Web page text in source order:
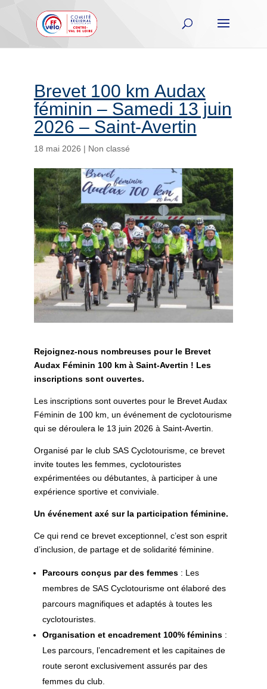
Brevet 100 km Audax
féminin – Samedi 13 juin
2026 – Saint-Avertin
18 mai 2026 | Non classé
Rejoignez-nous nombreuses pour le Brevet
Audax Féminin 100 km à Saint-Avertin ! Les
inscriptions sont ouvertes.
Les inscriptions sont ouvertes pour le Brevet Audax
Féminin de 100 km, un événement de cyclotourisme
qui se déroulera le 13 juin 2026 à Saint-Avertin.
Organisé par le club SAS Cyclotourisme, ce brevet
invite toutes les femmes, cyclotouristes
expérimentées ou débutantes, à participer à une
expérience sportive et conviviale.
Un événement axé sur la participation féminine.
Ce qui rend ce brevet exceptionnel, c’est son esprit
d’inclusion, de partage et de solidarité féminine.
Parcours conçus par des femmes: Les
membres de SAS Cyclotourisme ont élaboré des
parcours magnifiques et adaptés à toutes les
cyclotouristes.
Organisation et encadrement 100% féminins:
Les parcours, l’encadrement et les capitaines de
route seront exclusivement assurés par des
femmes du club.